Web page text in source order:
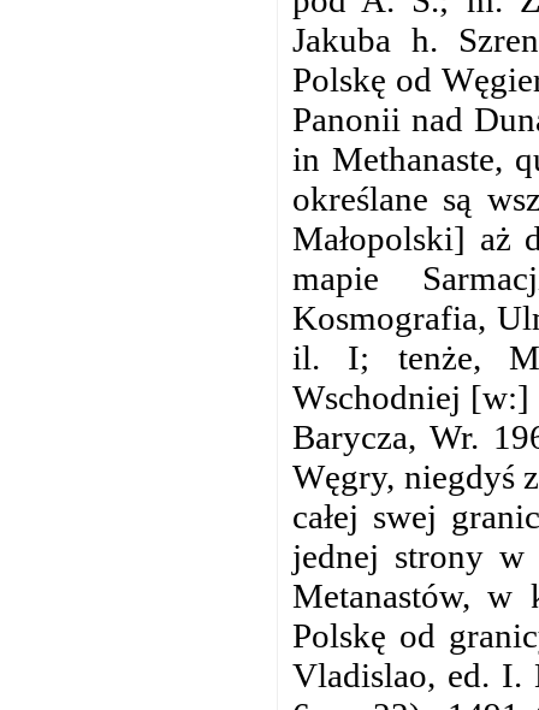
Jakuba h.
Polskę od
Panonii nad
in Methanaste,
określane są
Małopolski] aż
mapie
Kosmografia,
il. I; tenże,
Wschodniej [w:]
Barycza, Wr.
Węgry, niegdyś
całej swej
jednej strony w
Metanastów, w
Polskę od
Vladislao, ed. I.